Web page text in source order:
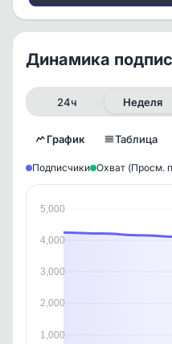
Динамика
24ч Неделя
График Таблица
Подписчики Охват (Просм.
5,000
4,000
3,000
2,000
1,000